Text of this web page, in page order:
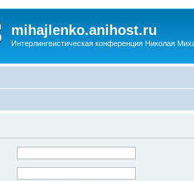
mihajlenko.anihost.ru
Интерлингвистическая конференция Николая